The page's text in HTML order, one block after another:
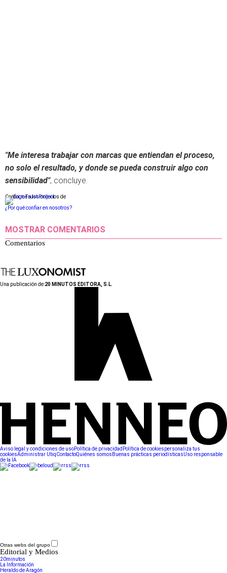
"Me interesa trabajar con marcas que entiendan el proceso,
no solo el resultado, y donde se pueda construir algo con
sensibilidad", concluye.
Conforme a los criterios de
¿Por qué confiar en nosotros?
MOSTRAR COMENTARIOS
Comentarios
Una publicación de:20 MINUTOS EDITORA, S.L.
Aviso legal y condiciones de usoPolítica de privacidad Política de cookiespersonaliza tus
cookiesAdministrar UtiqContactoQuiénes somos Buenas prácticas periodísticasUso responsable
de la IA
Otras webs del grupo
Editorial y Medios
20minutos
La Información
Heraldo de Aragón